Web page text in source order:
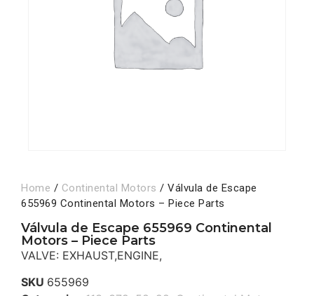
Home / Continental Motors / Válvula de Escape
655969 Continental Motors – Piece Parts
Válvula de Escape 655969 Continental
Motors – Piece Parts
VALVE: EXHAUST,ENGINE,
SKU 655969